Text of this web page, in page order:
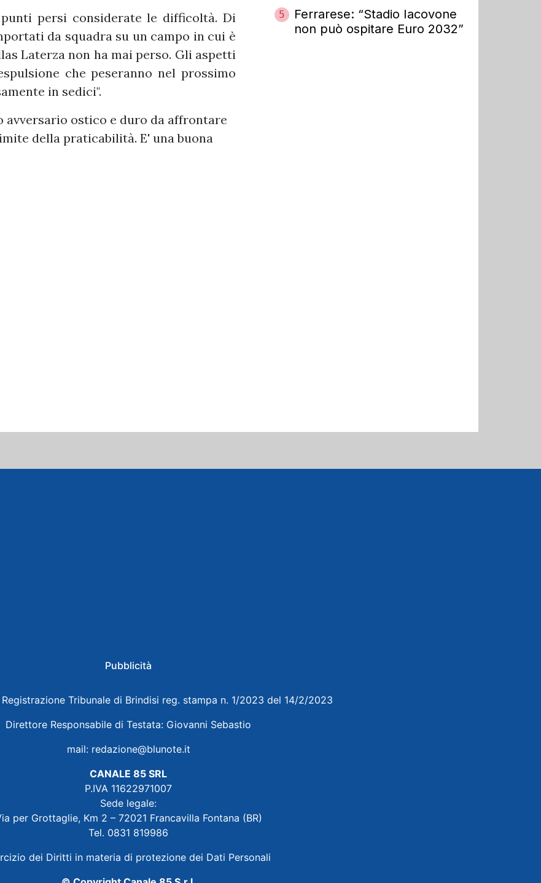
persi considerate le difficoltà. Di
da squadra su un campo in cui è
Laterza non ha mai perso. Gli aspetti
che peseranno nel prossimo
in sedici".
avversario ostico e duro da affrontare
della praticabilità. E' una buona
5
Ferrarese: “Stadio Iacovone
non può ospitare Euro 2032”
Pubblicità
Tribunale di Brindisi reg. stampa n. 1/2023 del 14/2/2023
Direttore Responsabile di Testata: Giovanni Sebastio
mail: redazione@blunote.it
CANALE 85 SRL
P.IVA 11622971007
Sede legale:
per Grottaglie, Km 2 – 72021 Francavilla Fontana (BR)
Tel. 0831 819986
dei Diritti in materia di protezione dei Dati Personali